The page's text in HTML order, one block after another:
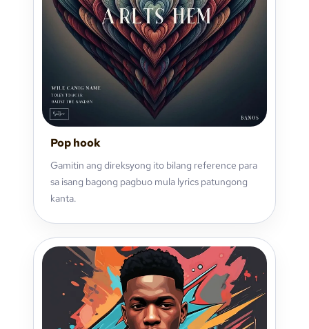
Pop hook
Gamitin ang direksyong ito bilang reference para
sa isang bagong pagbuo mula lyrics patungong
kanta.